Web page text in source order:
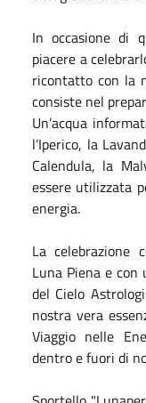
In occasione di
piacere a
ricontatto con la
consiste nel
Un’acqua
l’Iperico, la
Calendula, la
essere utilizzata
energia.
La celebrazione
Luna Piena e con
del Cielo
nostra vera
Viaggio nelle
dentro e fuori di